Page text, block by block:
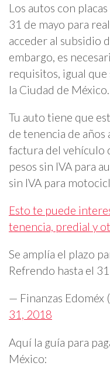
Los autos con
31 de mayo para
acceder al subsidio
embargo, es
requisitos, igual
la Ciudad de México.
Tu auto tiene que
de tenencia de
factura del vehículo
pesos sin IVA para
sin IVA para
Esto te puede
tenencia, predial y
Se amplía el plazo
Refrendo hasta el
— Finanzas Edoméx
31, 2018
Aquí la guía para
México: